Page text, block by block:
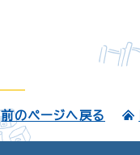
前のページへ戻る